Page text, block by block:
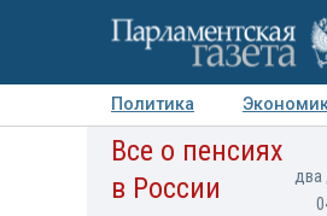
Политика
Авторы Персоны
Все о пенсиях
в России
два